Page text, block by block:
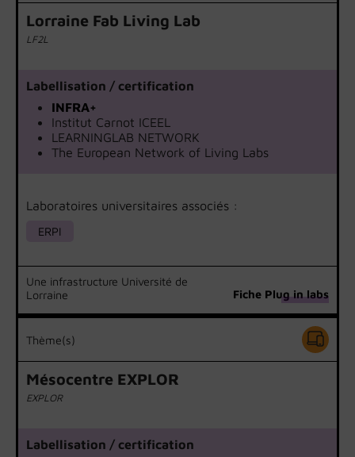
Lorraine Fab Living Lab
LF2L
Labellisation / certification
INFRA+
Institut Carnot ICEEL
LEARNINGLAB NETWORK
The European Network of Living Labs
Laboratoires universitaires associés :
ERPI
Une infrastructure Université de
Lorraine
Fiche Plug in labs
Thème(s)
Mésocentre EXPLOR
EXPLOR
Labellisation / certification